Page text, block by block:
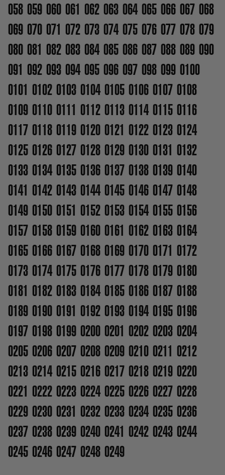
058 059 060 061 062 063 064 065 066 067 068
069 070 071 072 073 074 075 076 077 078 079
080 081 082 083 084 085 086 087 088 089 090
091 092 093 094 095 096 097 098 099 0100
0101 0102 0103 0104 0105 0106 0107 0108
0109 0110 0111 0112 0113 0114 0115 0116
0117 0118 0119 0120 0121 0122 0123 0124
0125 0126 0127 0128 0129 0130 0131 0132
0133 0134 0135 0136 0137 0138 0139 0140
0141 0142 0143 0144 0145 0146 0147 0148
0149 0150 0151 0152 0153 0154 0155 0156
0157 0158 0159 0160 0161 0162 0163 0164
0165 0166 0167 0168 0169 0170 0171 0172
0173 0174 0175 0176 0177 0178 0179 0180
0181 0182 0183 0184 0185 0186 0187 0188
0189 0190 0191 0192 0193 0194 0195 0196
0197 0198 0199 0200 0201 0202 0203 0204
0205 0206 0207 0208 0209 0210 0211 0212
0213 0214 0215 0216 0217 0218 0219 0220
0221 0222 0223 0224 0225 0226 0227 0228
0229 0230 0231 0232 0233 0234 0235 0236
0237 0238 0239 0240 0241 0242 0243 0244
0245 0246 0247 0248 0249